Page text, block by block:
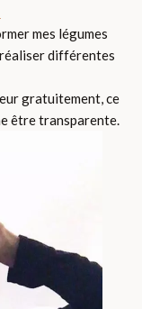
mes légumes
différentes
gratuitement, ce
être transparente.